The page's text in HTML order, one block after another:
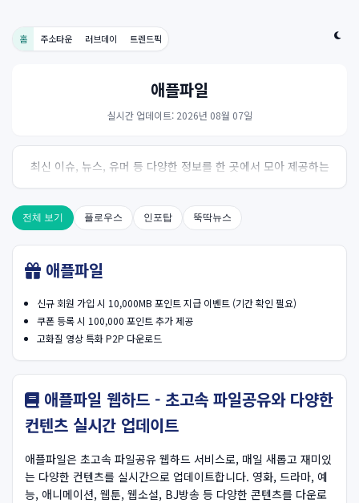
홈 주소타운 러브데이 트렌드픽
애플파일
실시간 업데이트: 2026년 08월 07일
최신 이슈, 뉴스, 유머 등 다양한 정보를 한 곳에서 모아 제공하는
사이트입니다. 오늘의 핫이슈를 한눈에 살펴보세요.
전체 보기 플로우스 인포탑 뚝딱뉴스
애플파일
신규 회원 가입 시 10,000MB 포인트 지급 이벤트 (기간 확인 필요)
쿠폰 등록 시 100,000 포인트 추가 제공
고화질 영상 특화 P2P 다운로드
애플파일 웹하드 - 초고속 파일공유와 다양한
컨텐츠 실시간 업데이트
애플파일은 초고속 파일공유 웹하드 서비스로, 매일 새롭고 재미있
는 다양한 컨텐츠를 실시간으로 업데이트합니다. 영화, 드라마, 예
능, 애니메이션, 웹툰, 웹소설, BJ방송 등 다양한 콘텐츠를 다운로